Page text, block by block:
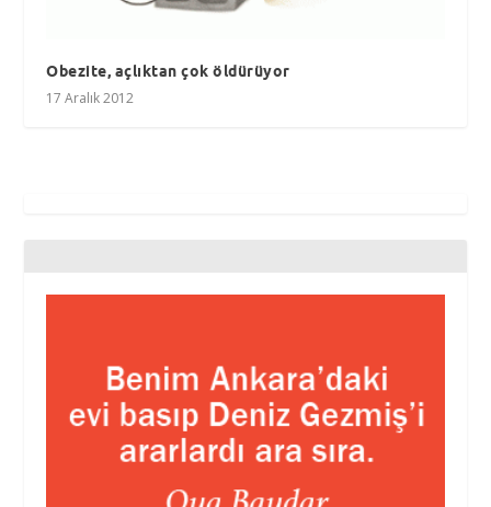
Obezite, açlıktan çok öldürüyor
17 Aralık 2012